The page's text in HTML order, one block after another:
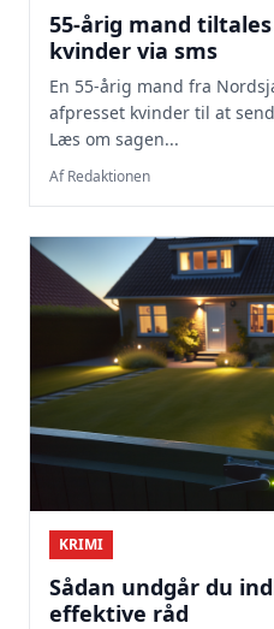
55-årig mand
kvinder via sms
En 55-årig mand fra
afpresset kvinder til at
Læs om sagen...
Af Redaktionen
KRIMI
Sådan undgår du
effektive råd